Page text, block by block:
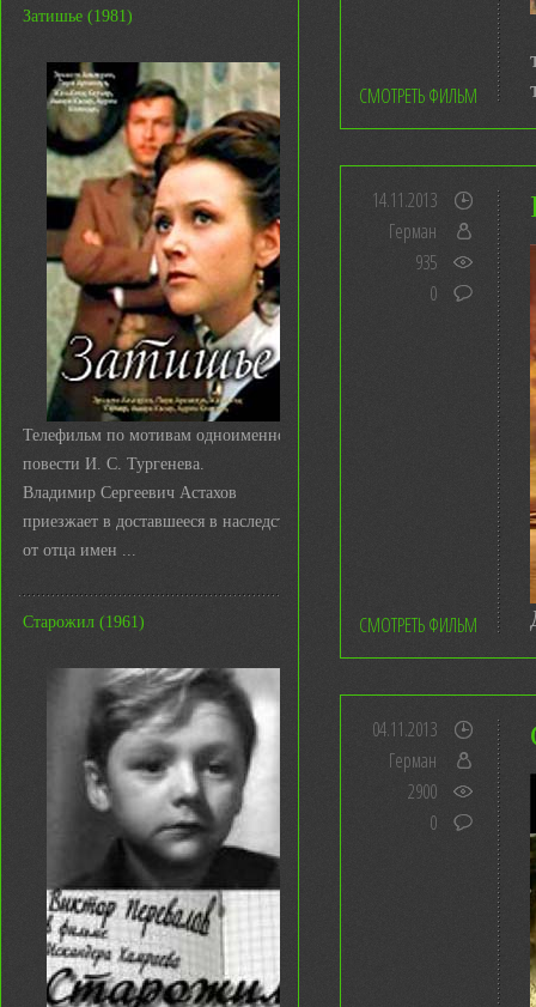
Затишье (1981)
Телефильм по мотивам одноименной
повести И. С. Тургенева.
Владимир Сергеевич Астахов
приезжает в доставшееся в наследство
от отца имен ...
Старожил (1961)
СМОТРЕТЬ ФИЛЬМ
14.11.2013
Герман
935
0
СМОТРЕТЬ ФИЛЬМ
04.11.2013
Герман
2900
0